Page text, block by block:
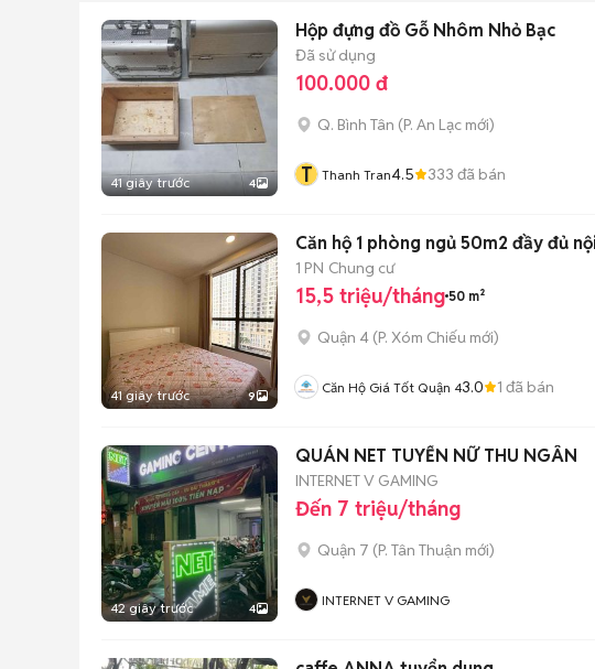
41 giây trước 4
Hộp đựng đồ Gỗ Nhôm Nhỏ Bạc
Đã sử dụng
100.000 đ
Q. Bình Tân (P. An Lạc mới)
T Thanh Tran4.5 333 đã bán
41 giây trước 9
Căn hộ 1 phòng ngủ 50m2 đầy đủ
1 PN Chung cư
15,5 triệu/tháng 50 m²
Quận 4 (P. Xóm Chiếu mới)
Căn Hộ Giá Tốt Quận 43.0 1 đã bán
42 giây trước 4
QUÁN NET TUYỂN NỮ THU NGÂN
INTERNET V GAMING
Đến 7 triệu/tháng
Quận 7 (P. Tân Thuận mới)
INTERNET V GAMING